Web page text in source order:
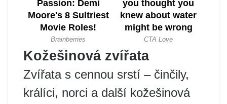
Kožešinová zvířata
Zvířata s cennou srstí – činčily,
králíci, norci a další kožešinová